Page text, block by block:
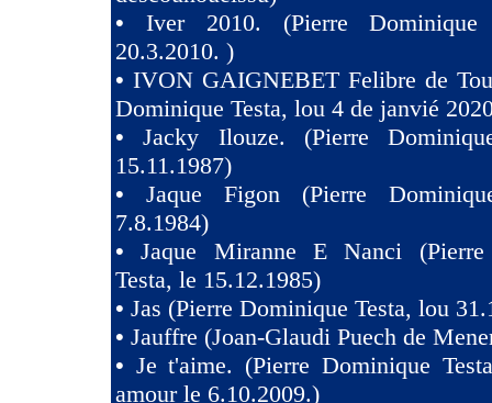
• Iver 2010. (Pierre
20.3.2010. )
• IVON GAIGNEBET Felibre de
Dominique Testa, lou 4 de janvié
•Jacky Ilouze. (Pierre
15.11.1987)
• Jaque Figon (Pierre
7.8.1984)
•Jaque Miranne E Nanci (Pierre
Testa, le 15.12.1985)
• Jas (Pierre Dominique Testa, lou
• Jauffre (Joan-Glaudi Puech de
• Je t'aime. (Pierre Dominique
amour le 6.10.2009.)